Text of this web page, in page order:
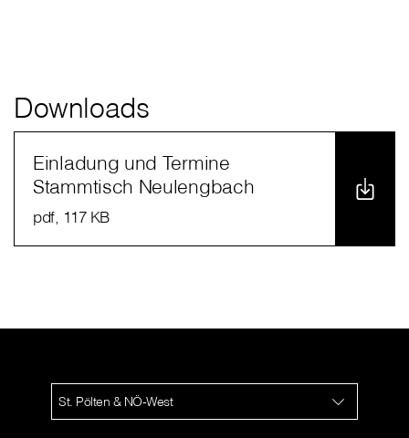
Downloads
Einladung und Termine
Stammtisch Neulengbach
pdf, 117 KB
St. Pölten & NÖ-West